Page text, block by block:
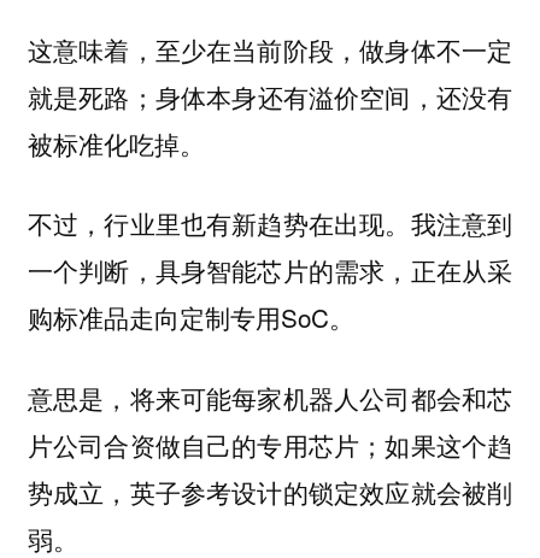
这意味着，至少在当前阶段，做身体不一定
就是死路；身体本身还有溢价空间，还没有
被标准化吃掉。
不过，行业里也有新趋势在出现。我注意到
一个判断，具身智能芯片的需求，正在从采
购标准品走向定制专用SoC。
意思是，将来可能每家机器人公司都会和芯
片公司合资做自己的专用芯片；如果这个趋
势成立，英子参考设计的锁定效应就会被削
弱。